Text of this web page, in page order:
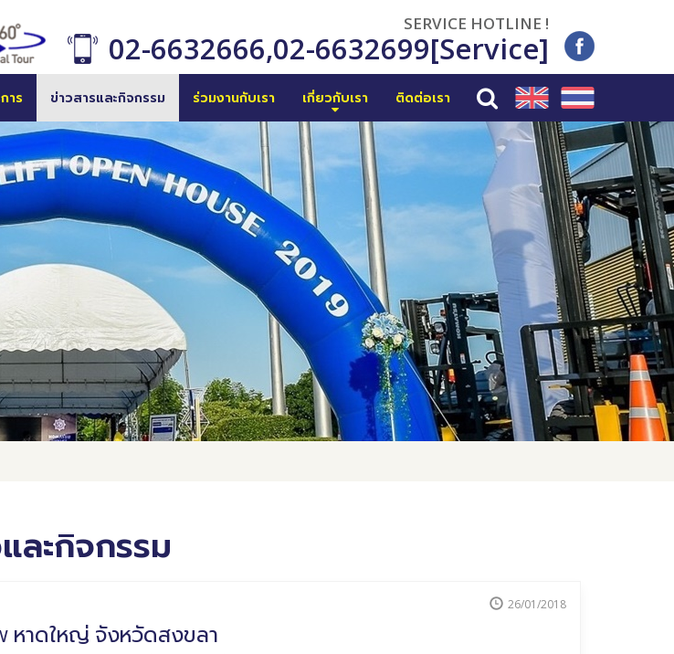
SERVICE HOTLINE !
02-6632666,02-6632699[Service]
าร ข่าวสารและกิจกรรม ร่วมงานกับเรา เกี่ยวกับเรา ติดต่อเรา
ละกิจกรรม
26/01/2018
หาดใหญ่ จังหวัดสงขลา